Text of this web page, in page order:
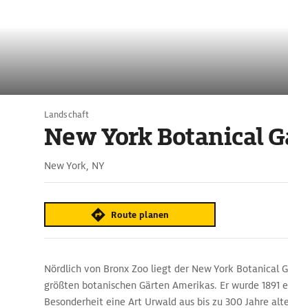
Landschaft
New York Botanical
New York, NY
Route planen
Nördlich von Bronx Zoo liegt der New York Botanical
größten botanischen Gärten Amerikas. Er wurde 1891
Besonderheit eine Art Urwald aus bis zu 300 Jahre